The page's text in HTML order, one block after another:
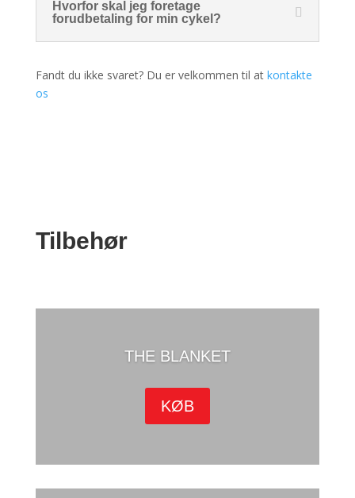
Hvorfor skal jeg foretage
forudbetaling for min cykel?
Fandt du ikke svaret? Du er velkommen til at kontakte
os
Tilbehør
THE BLANKET
KØB